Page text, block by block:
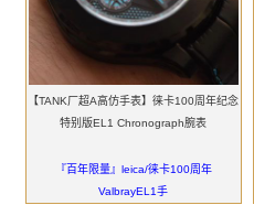
【TANK厂超A高仿手表】徕卡100周年纪念
特别版EL1 Chronograph腕表
『百年限量』leica/徕卡100周年
ValbrayEL1手